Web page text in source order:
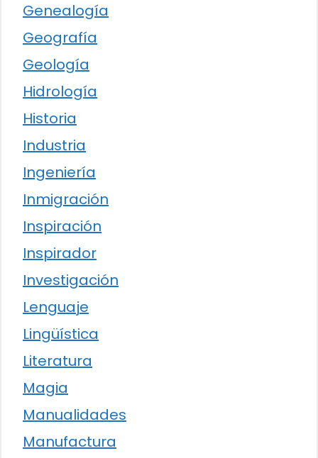
Genealogía
Geografía
Geología
Hidrología
Historia
Industria
Ingeniería
Inmigración
Inspiración
Inspirador
Investigación
Lenguaje
Lingüística
Literatura
Magia
Manualidades
Manufactura